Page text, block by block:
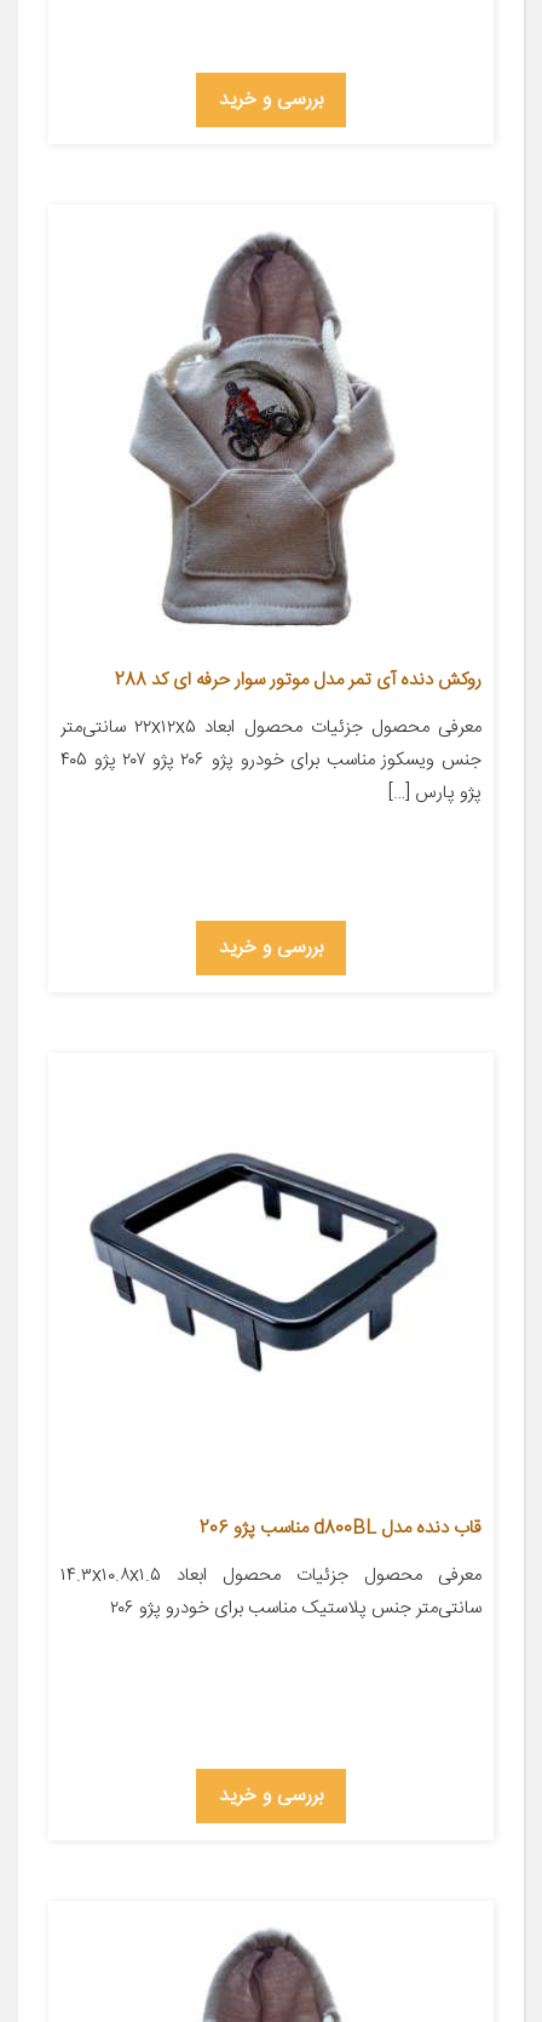
بررسی و خرید
روکش دنده آی تمر مدل موتور سوار حرفه ای کد 288
معرفی محصول جزئیات محصول ابعاد ۲۲x۱۲x۵ سانتی‌متر
جنس ویسکوز مناسب برای خودرو پژو ۲۰۶ پژو ۲۰۷ پژو ۴۰۵
پژو پارس […]
بررسی و خرید
قاب دنده مدل d800BL مناسب پژو 206
معرفی محصول جزئیات محصول ابعاد ۱۴.۳x۱۰.۸x۱.۵
سانتی‌متر جنس پلاستیک مناسب برای خودرو پژو ۲۰۶
بررسی و خرید